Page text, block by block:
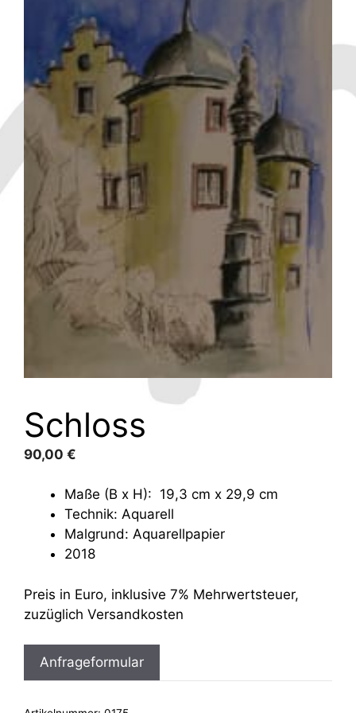
Schloss
90,00 €
Maße (B x H): 19,3 cm x 29,9 cm
Technik: Aquarell
Malgrund: Aquarellpapier
2018
Preis in Euro, inklusive 7% Mehrwertsteuer,
zuzüglich Versandkosten
Anfrageformular